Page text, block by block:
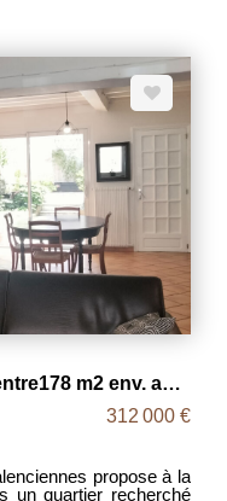
et une salle de
double vasques. - AU
desservant 2 autres
:
sur la Rhonelle et une
RAPIDEMENT!
frais d'agence inclus,
vendeurs.
Maison Valenciennes hyper-centre178 m2 env. avec parking privatif
312 000 €
propose à la